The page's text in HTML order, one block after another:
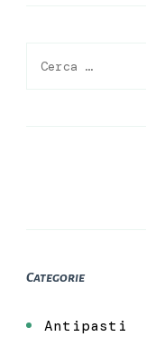
Ricerca
Categorie
Antipasti